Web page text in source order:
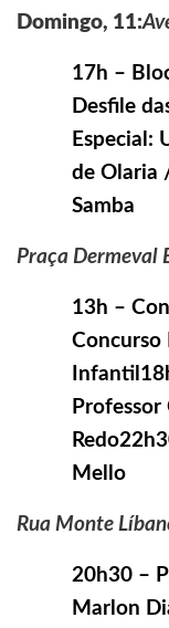
Domingo, 11:
17h –
Desfile
Especial:
de Olaria
Samba
Praça Dermeval
13h –
Concurso
Professor
Mello
Rua Monte
20h30 –
Marlon